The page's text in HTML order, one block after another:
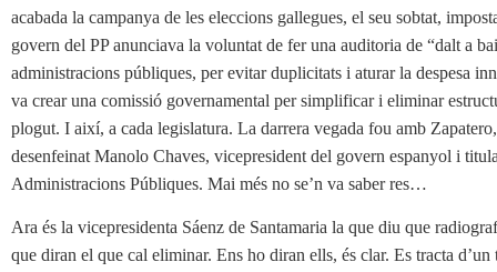
acabada la campanya de les eleccions gallegues, el seu sobtat,
govern del PP anunciava la voluntat de fer una auditoria de “dalt a
administracions públiques, per evitar duplicitats i aturar la despesa
va crear una comissió governamental per simplificar i eliminar
plogut. I així, a cada legislatura. La darrera vegada fou amb
desenfeinat Manolo Chaves, vicepresident del govern espanyol i
Administracions Públiques. Mai més no se’n va saber res…
Ara és la vicepresidenta Sáenz de Santamaria la que diu que
que diran el que cal eliminar. Ens ho diran ells, és clar. Es tracta